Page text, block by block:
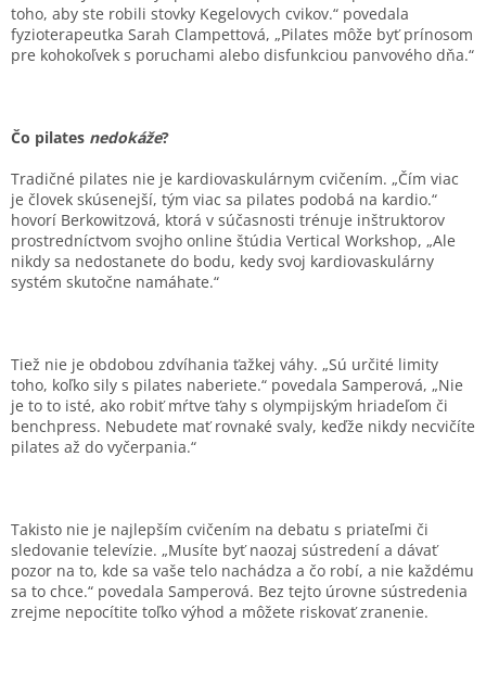
toho, aby ste robili stovky Kegelovych cvikov.“ povedala
fyzioterapeutka Sarah Clampettová, „Pilates môže byť prínosom
pre kohokoľvek s poruchami alebo disfunkciou panvového dňa.“
Čo pilates nedokáže?
Tradičné pilates nie je kardiovaskulárnym cvičením. „Čím viac
je človek skúsenejší, tým viac sa pilates podobá na kardio.“
hovorí Berkowitzová, ktorá v súčasnosti trénuje inštruktorov
prostredníctvom svojho online štúdia Vertical Workshop, „Ale
nikdy sa nedostanete do bodu, kedy svoj kardiovaskulárny
systém skutočne namáhate.“
Tiež nie je obdobou zdvíhania ťažkej váhy. „Sú určité limity
toho, koľko sily s pilates naberiete.“ povedala Samperová, „Nie
je to to isté, ako robiť mŕtve ťahy s olympijským hriadeľom či
benchpress. Nebudete mať rovnaké svaly, keďže nikdy necvičíte
pilates až do vyčerpania.“
Takisto nie je najlepším cvičením na debatu s priateľmi či
sledovanie televízie. „Musíte byť naozaj sústredení a dávať
pozor na to, kde sa vaše telo nachádza a čo robí, a nie každému
sa to chce.“ povedala Samperová. Bez tejto úrovne sústredenia
zrejme nepocítite toľko výhod a môžete riskovať zranenie.